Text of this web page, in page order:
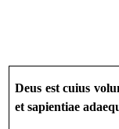
Deus est cuius
et sapientiae